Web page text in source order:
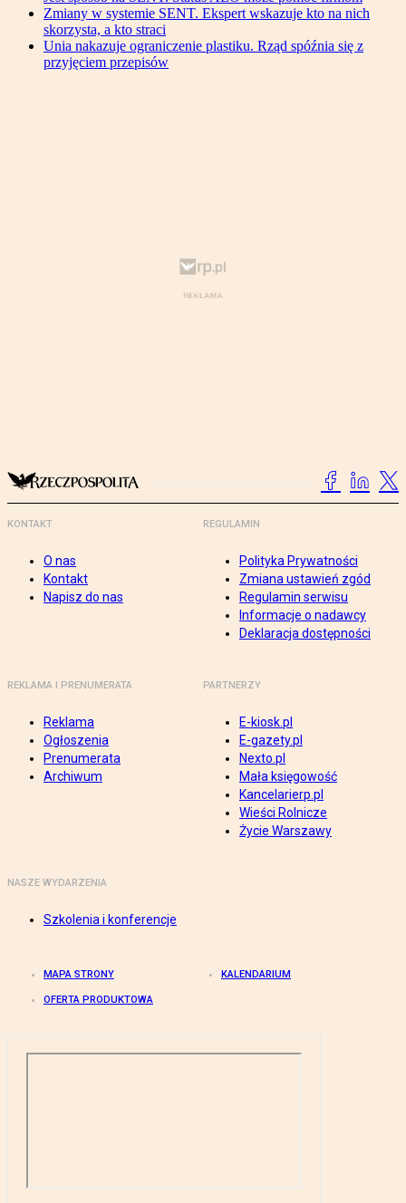
Zmiany w systemie SENT. Ekspert wskazuje kto na nich
skorzysta, a kto straci
Unia nakazuje ograniczenie plastiku. Rząd spóźnia się z
przyjęciem przepisów
KONTAKT
O nas
Kontakt
Napisz do nas
REGULAMIN
Polityka Prywatności
Zmiana ustawień zgód
Regulamin serwisu
Informacje o nadawcy
Deklaracja dostępności
REKLAMA I PRENUMERATA
Reklama
Ogłoszenia
Prenumerata
Archiwum
PARTNERZY
E-kiosk.pl
E-gazety.pl
Nexto.pl
Mała księgowość
Kancelarierp.pl
Wieści Rolnicze
Życie Warszawy
NASZE WYDARZENIA
Szkolenia i konferencje
MAPA STRONY KALENDARIUM
OFERTA PRODUKTOWA